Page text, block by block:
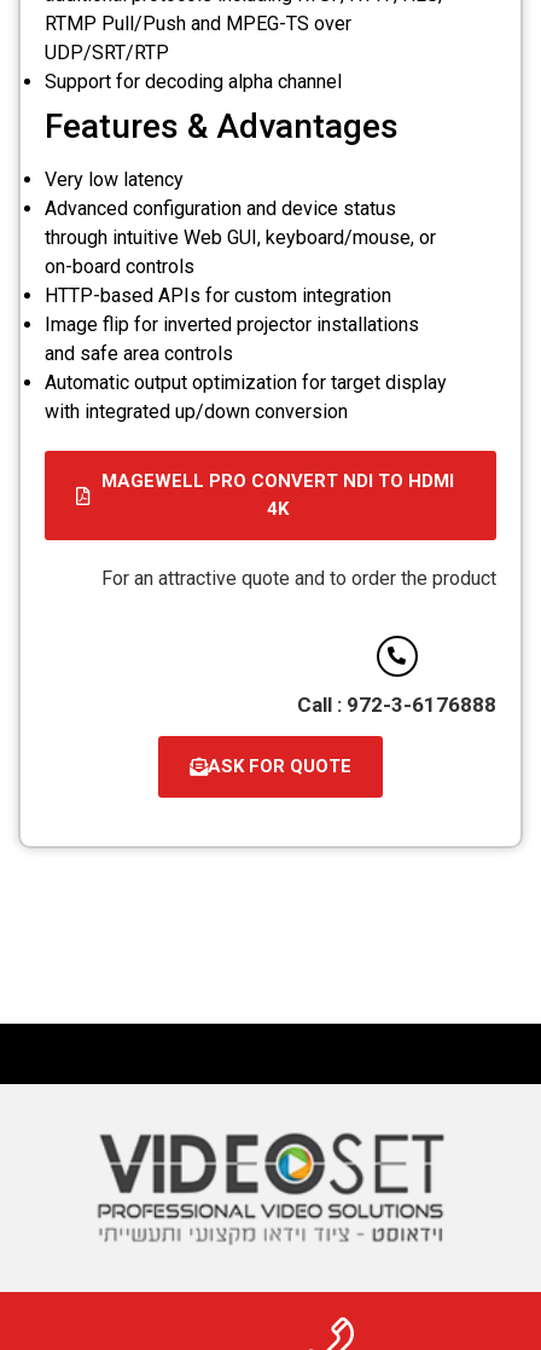
RTMP Pull/Push and MPEG-TS over
UDP/SRT/RTP
Support for decoding alpha channel
Features & Advantages
Very low latency
Advanced configuration and device status
through intuitive Web GUI, keyboard/mouse, or
on-board controls
HTTP-based APIs for custom integration
Image flip for inverted projector installations
and safe area controls
Automatic output optimization for target display
with integrated up/down conversion
MAGEWELL PRO CONVERT NDI TO HDMI
4K
קובץ
PDF
For an attractive quote and to order the product
Call : 972-3-6176888
ASK FOR QUOTE